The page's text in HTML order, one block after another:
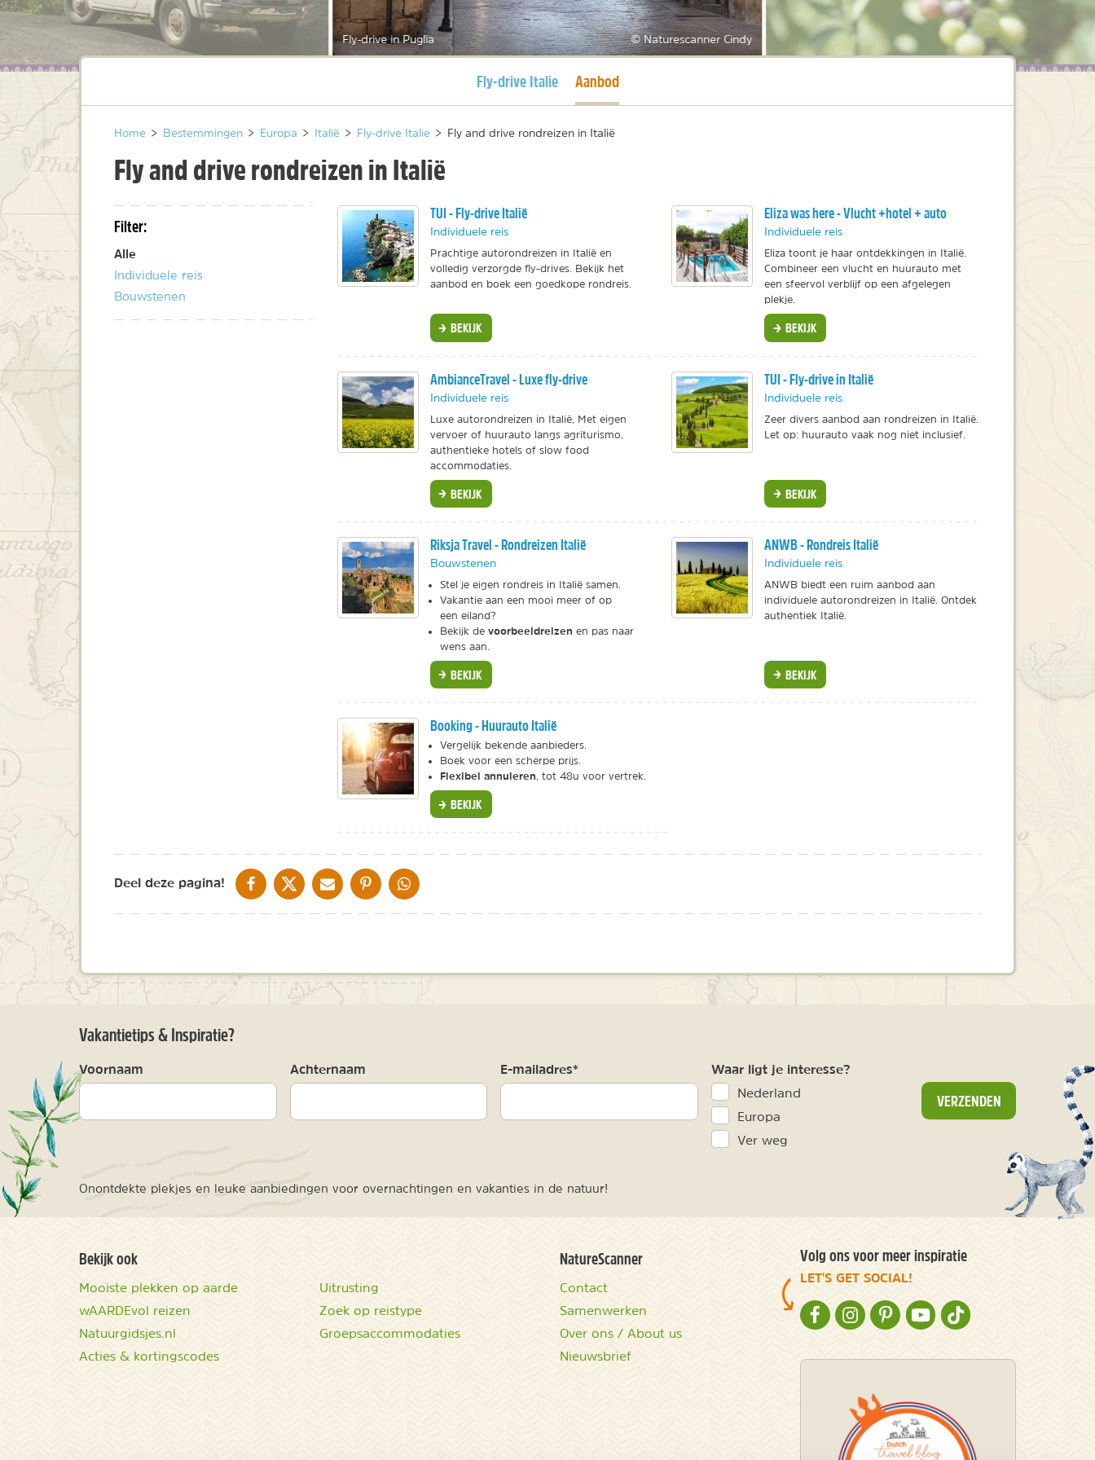
Fly-drive in Puglia © Naturescanner Cindy
Huidige pagina
Fly-drive Italie Huidige pagina
Aanbod
Home > Bestemmingen > Europa > Italië > Fly-drive Italie > Fly and drive rondreizen in Italië
Fly and drive rondreizen in Italië
Filter:
Alle
Individuele reis
Bouwstenen
TUI - Fly-drive Italië
Individuele reis
Prachtige autorondreizen in Italië en
volledig verzorgde fly-drives. Bekijk het
aanbod en boek een goedkope rondreis.
BEKIJK
Eliza was here - Vlucht +hotel + auto
Individuele reis
Eliza toont je haar ontdekkingen in Italië.
Combineer een vlucht en huurauto met
een sfeervol verblijf op een afgelegen
plekje.
BEKIJK
AmbianceTravel - Luxe fly-drive
Individuele reis
Luxe autorondreizen in Italië, Met eigen
vervoer of huurauto langs agriturismo,
authentieke hotels of slow food
accommodaties.
BEKIJK
TUI - Fly-drive in Italië
Individuele reis
Zeer divers aanbod aan rondreizen in Italië.
Let op: huurauto vaak nog niet inclusief.
BEKIJK
Riksja Travel - Rondreizen Italië
Bouwstenen
Stel je eigen rondreis in Italië samen.
Vakantie aan een mooi meer of op
een eiland?
Bekijk de voorbeeldreizen en pas naar
wens aan.
BEKIJK
ANWB - Rondreis Italië
Individuele reis
ANWB biedt een ruim aanbod aan
individuele autorondreizen in Italië. Ontdek
authentiek Italië.
BEKIJK
Booking - Huurauto Italië
Vergelijk bekende aanbieders.
Boek voor een scherpe prijs.
Flexibel annuleren , tot 48u voor vertrek.
BEKIJK
Deel deze pagina! DELEN OP FACEBOOK
DELEN OP XDELEN VIA DE MAIL
DELEN OP PINTEREST
DELEN OP WHATSAPP
Vakantietips & Inspiratie?
Voornaam Achternaam E-mailadres* Waar ligt je interesse?
Nederland
Europa
Ver weg
VERZENDEN
Onontdekte plekjes en leuke aanbiedingen voor overnachtingen en vakanties in de natuur!
Bekijk ook
Mooiste plekken op aarde
wAARDEvol reizen
Natuurgidsjes.nl
Acties & kortingscodes
Uitrusting
Zoek op reistype
Groepsaccommodaties
NatureScanner
Contact
Samenwerken
Over ons / About us
Nieuwsbrief
Volg ons voor meer inspiratie
LET'S GET SOCIAL!
NATURESCANNER OP FACEBOOK
NATURESCANNER OP INSTAGRAM
NATURESCANNER OP PINTEREST
NATURESCANNER OP YOUTUBE
NATURESCANNER OP